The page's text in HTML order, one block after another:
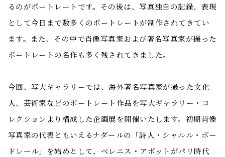
るのがポートレートです。その後は、写真独自の記録、表現
として今日まで数多くのポートレートが制作されてきてい
ます。また、その中で肖像写真家および著名写真家が撮った
ポートレートの名作も多く残されてきました。
今回、写大ギャラリーでは、海外著名写真家が撮った文化
人、芸術家などのポートレート作品を写大ギャラリー・コ
レクションより構成した企画展を開催いたします。初期肖像
写真家の代表ともいえるナダールの「詩人・シャルル・ボー
ドレール」を始めとして、ベレニス・アボットがパリ時代